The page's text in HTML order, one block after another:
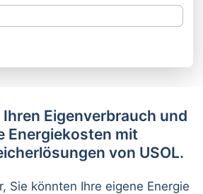
Eigenverbrauch und
Energiekosten mit
von USOL.
Sie könnten Ihre eigene Energie